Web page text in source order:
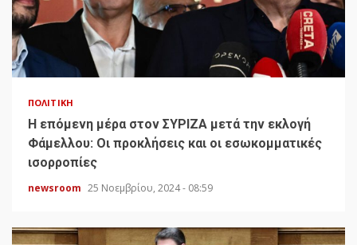
ΠΟΛΙΤΙΚΉ
H επόμενη μέρα στον ΣΥΡΙΖΑ μετά την εκλογή
Φάμελλου: Οι προκλήσεις και οι εσωκομματικές
ισορροπίες
newsroom 25 Νοεμβρίου, 2024 - 08:59